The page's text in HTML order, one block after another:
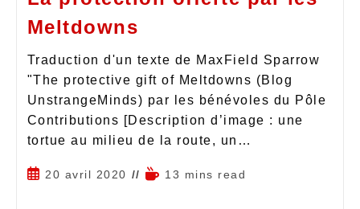
Meltdowns
Traduction d'un texte de MaxField Sparrow
"The protective gift of Meltdowns (Blog
UnstrangeMinds) par les bénévoles du Pôle
Contributions [Description d’image : une
tortue au milieu de la route, un…
20 avril 2020 13 mins read